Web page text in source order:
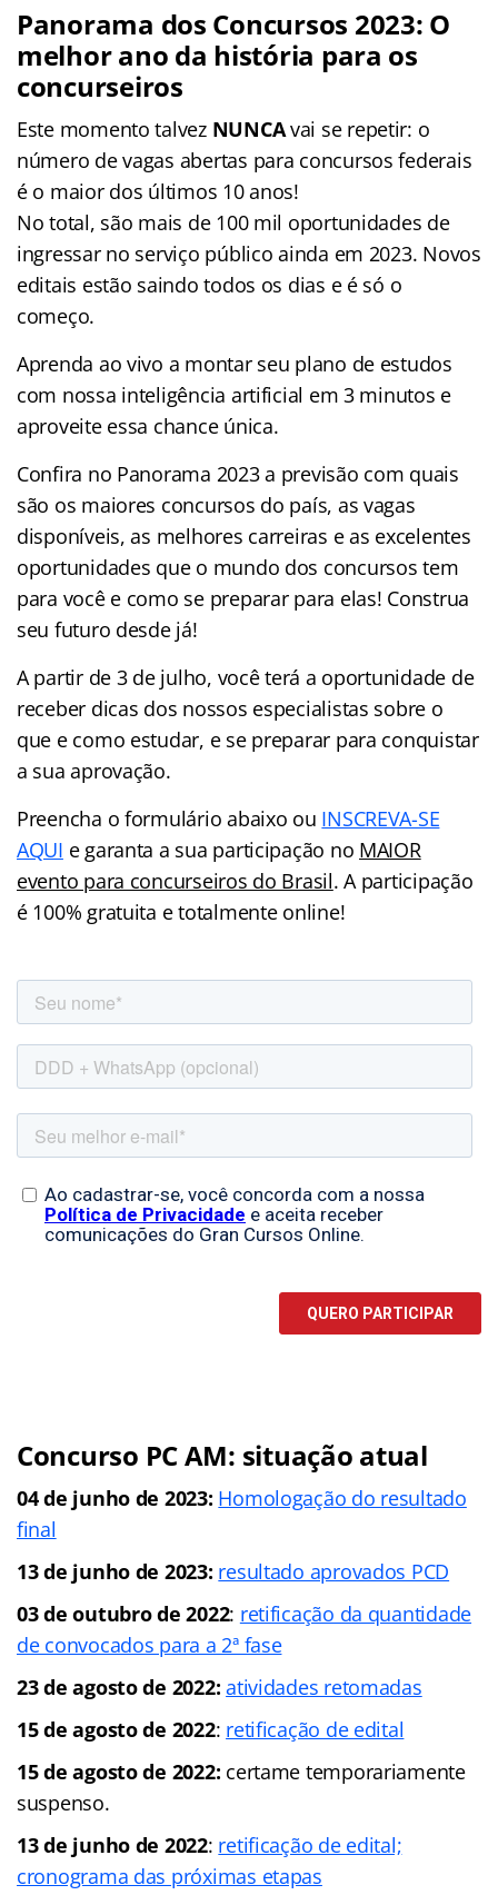
Panorama dos Concursos 2023: O
melhor ano da história para os
concurseiros
Este momento talvez NUNCAvai se repetir: o
número de vagas abertas para concursos federais
é o maior dos últimos 10 anos!
No total, são mais de 100 mil oportunidades de
ingressar no serviço público ainda em 2023. Novos
editais estão saindo todos os dias e é só o
começo.
Aprenda ao vivo a montar seu plano de estudos
com nossa inteligência artificial em 3 minutos e
aproveite essa chance única.
Confira no Panorama 2023 a previsão com quais
são os maiores concursos do país, as vagas
disponíveis, as melhores carreiras e as excelentes
oportunidades que o mundo dos concursos tem
para você e como se preparar para elas! Construa
seu futuro desde já!
A partir de 3 de julho, você terá a oportunidade de
receber dicas dos nossos especialistas sobre o
que e como estudar, e se preparar para conquistar
a sua aprovação.
Preencha o formulário abaixo ou INSCREVA-SE
AQUI e garanta a sua participação no MAIOR
evento para concurseiros do Brasil. A participação
é 100% gratuita e totalmente online!
Concurso PC AM: situação atual
04 de junho de 2023: Homologação do resultado
final
13 de junho de 2023: resultado aprovados PCD
03 de outubro de 2022: retificação da quantidade
de convocados para a 2ª fase
23 de agosto de 2022: atividades retomadas
15 de agosto de 2022: retificação de edital
15 de agosto de 2022: certame temporariamente
suspenso.
13 de junho de 2022: retificação de edital;
cronograma das próximas etapas